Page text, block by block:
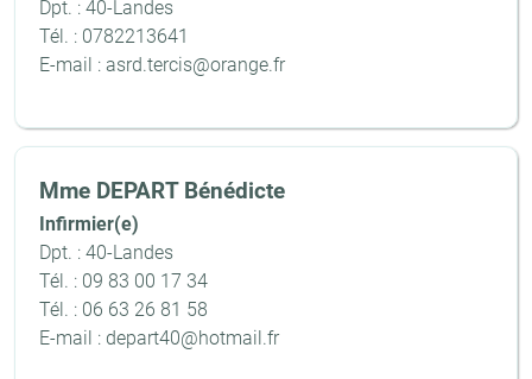
Dpt. : 40-Landes
Tél. : 0782213641
E-mail : asrd.tercis@orange.fr
Mme DEPART Bénédicte
Infirmier(e)
Dpt. : 40-Landes
Tél. : 09 83 00 17 34
Tél. : 06 63 26 81 58
E-mail : depart40@hotmail.fr